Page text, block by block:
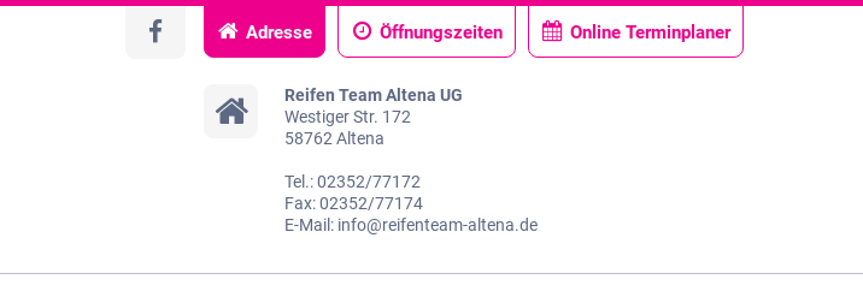
Adresse Öffnungszeiten Online Terminplaner
Reifen Team Altena UG
Westiger Str. 172
58762 Altena
Tel.: 02352/77172
Fax: 02352/77174
E-Mail: info@reifenteam-altena.de